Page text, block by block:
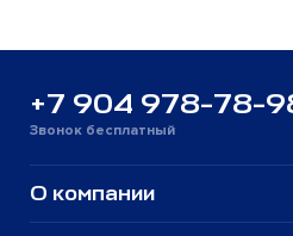
+7 904 978-78-
Звонок бесплатный
О компании